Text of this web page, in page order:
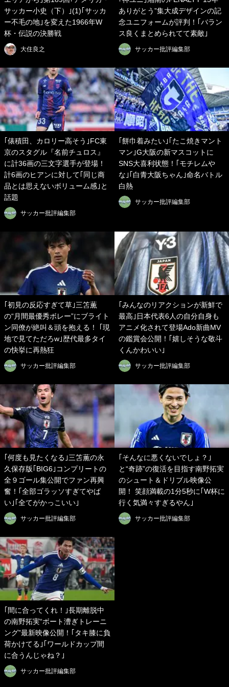
サッカー小史（下）｣(1)｢サッカ
ー不毛の地｣を変えた1966年W
杯・伝説の決勝戦
大住良之
ありがとう”集大成デザインの記
念ユニフォームが評判！｢バラン
ス良くまとめられてて素敵｣
サッカー批評編集部
｢俵積田、カロリー高そう｣FC東
京のスタグル『名前チュロス』
に計36画の三文字選手が登場！
計6画のヒアンに対して｢同じ商
品とは思えないボリューム感｣と
話題
サッカー批評編集部
｢餅巾着みたい｣｢たこ焼きマント
マン｣G大阪の新マスコットに
SNS大喜利状態！｢モチレムや
な｣｢白青大阪ちゃん｣命名バトル
白熱
サッカー批評編集部
｢初見の反応すぎて草｣三笘薫
の“月間最優秀ボレー”にブライト
ン同僚が絶叫＆頭を抱える！ ｢現
地で見てただろw｣歴代最多タイ
の快挙に再熱狂
サッカー批評編集部
｢みんなのリアクションが新鮮で
最高｣日本代表6人の自分自身も
アニメ化されて登場Ado新曲MV
の鑑賞会公開！｢嬉しそうな敬斗
くんかわいい｣
サッカー批評編集部
｢何度も見たくなる｣三笘薫の永
久保存版｢BIG6｣コンプリートの
全９ゴール集公開でファン再興
奮！｢全部ゴラッソすぎてやば
い｣｢全てがかっこいい｣
サッカー批評編集部
｢そんなに悪くないでしょ？｣
と“奇跡”の復活を目指す南野拓実
のシュート＆ドリブル映像公
開！ 笑顔満載の1分5秒に｢W杯に
行く気満々すぎるやん｣
サッカー批評編集部
｢間に合ってくれ！｣長期離脱中
の南野拓実“ボート漕ぎトレーニ
ング”最新映像公開！｢タキ膝に負
荷かけてる｣｢ワールドカップ間
に合うんじゃね？｣
サッカー批評編集部